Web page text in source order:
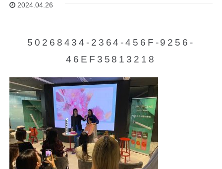
2024.04.26
50268434-2364-456F-9256-
46EF35813218